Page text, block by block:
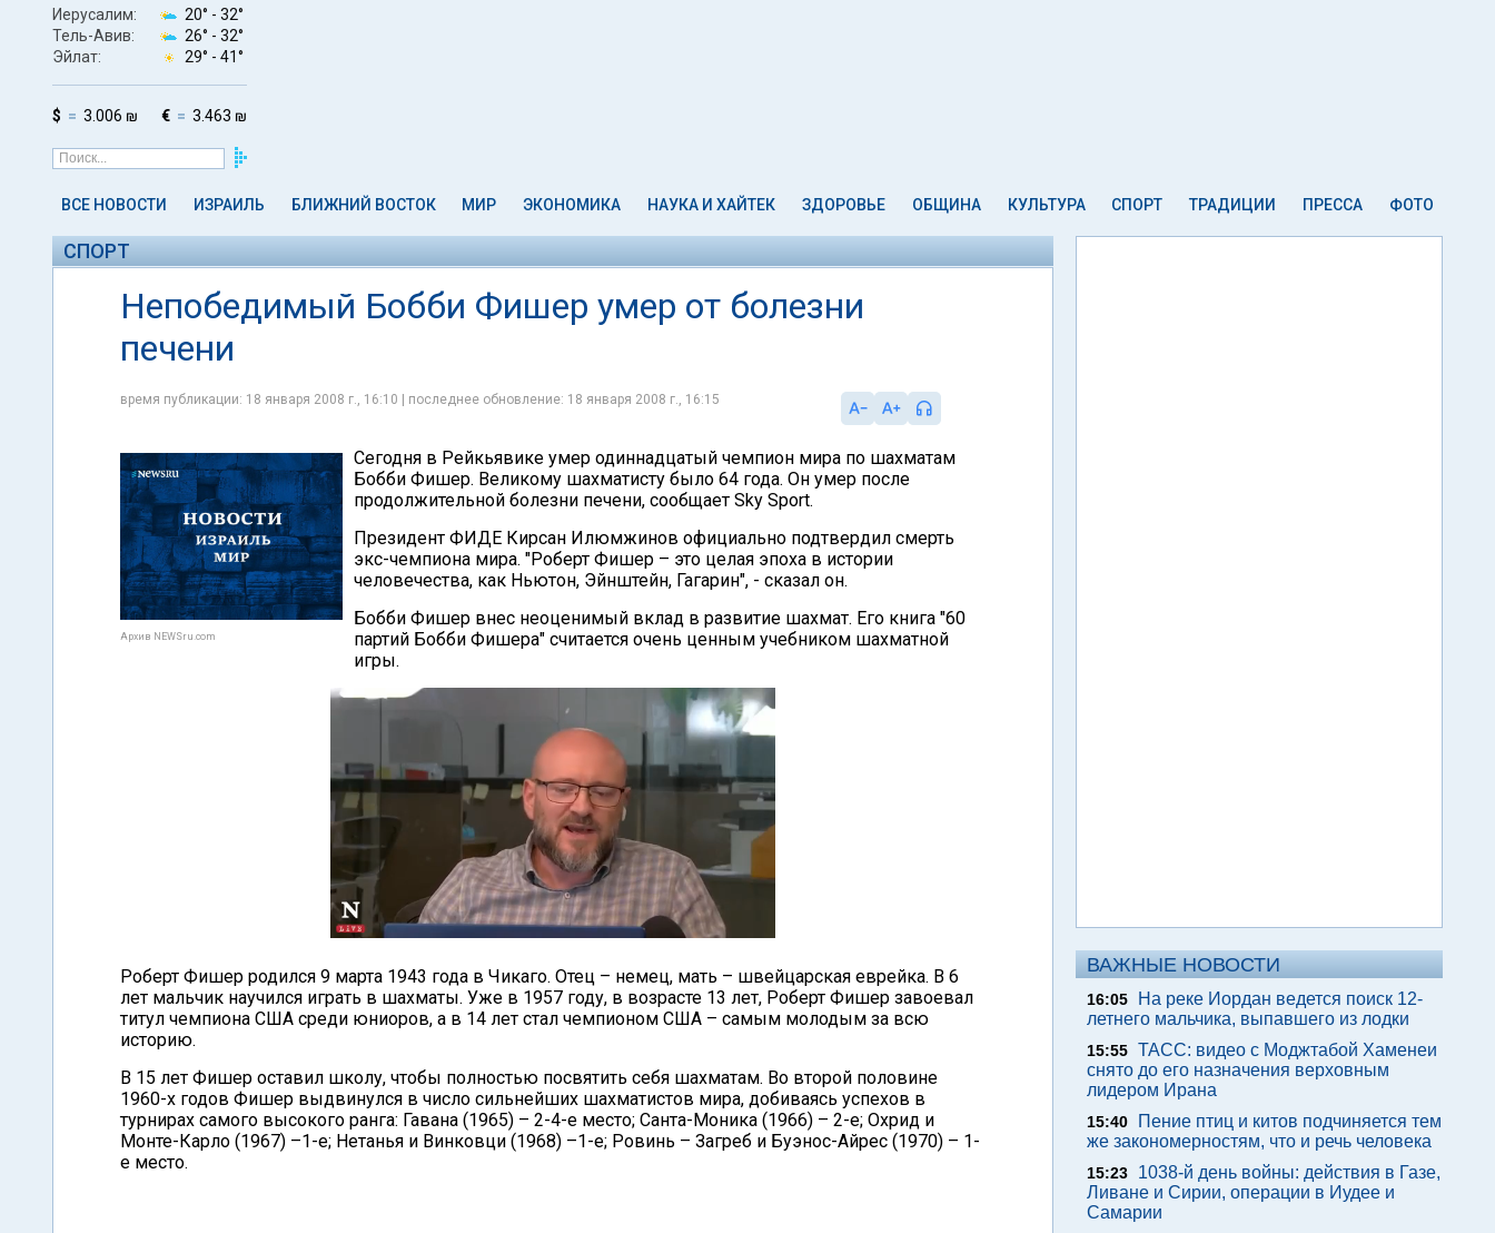
Иерусалим: 20° - 32°
Тель-Авив:
26° - 32°
Эйлат:
29° - 41°
$ 3.006 ₪ € 3.463 ₪
ВСЕ НОВОСТИ ИЗРАИЛЬ БЛИЖНИЙ ВОСТОК МИР ЭКОНОМИКА НАУКА И ХАЙТЕК ЗДОРОВЬЕ ОБЩИНА КУЛЬТУРА СПОРТ ТРАДИЦИИ ПРЕССА ФОТО
СПОРТ
Непобедимый Бобби Фишер умер от болезни
печени
время публикации: 18 января 2008 г., 16:10 | последнее обновление: 18 января 2008 г., 16:15
Архив NEWSru.com
Сегодня в Рейкьявике умер одиннадцатый чемпион мира по шахматам
Бобби Фишер. Великому шахматисту было 64 года. Он умер после
продолжительной болезни печени, сообщает Sky Sport.
Президент ФИДЕ Кирсан Илюмжинов официально подтвердил смерть
экс-чемпиона мира. "Роберт Фишер – это целая эпоха в истории
человечества, как Ньютон, Эйнштейн, Гагарин", - сказал он.
Бобби Фишер внес неоценимый вклад в развитие шахмат. Его книга "60
партий Бобби Фишера" считается очень ценным учебником шахматной
игры.
Роберт Фишер родился 9 марта 1943 года в Чикаго. Отец – немец, мать – швейцарская еврейка. В 6
лет мальчик научился играть в шахматы. Уже в 1957 году, в возрасте 13 лет, Роберт Фишер завоевал
титул чемпиона США среди юниоров, а в 14 лет стал чемпионом США – самым молодым за всю
историю.
В 15 лет Фишер оставил школу, чтобы полностью посвятить себя шахматам. Во второй половине
1960-х годов Фишер выдвинулся в число сильнейших шахматистов мира, добиваясь успехов в
турнирах самого высокого ранга: Гавана (1965) – 2-4-е место; Санта-Моника (1966) – 2-е; Охрид и
Монте-Карло (1967) –1-е; Нетанья и Винковци (1968) –1-е; Ровинь – Загреб и Буэнос-Айрес (1970) – 1-
е место.
ВАЖНЫЕ НОВОСТИ
16:05
На реке Иордан ведется поиск 12-
летнего мальчика, выпавшего из лодки
15:55 ТАСС: видео с Моджтабой Хаменеи
снято до его назначения верховным
лидером Ирана
15:40
Пение птиц и китов подчиняется тем
же закономерностям, что и речь человека
15:23
1038-й день войны: действия в Газе,
Ливане и Сирии, операции в Иудее и
Самарии